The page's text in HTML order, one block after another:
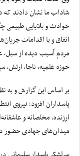
شاداب ما نشان دادند
حوادث و بلایایی طبیعی
اتفاق و با اقدامات
مردم آسیب دیده از سیل،
حوزه علمیه، ناجا،
بر اساس این گزارش و به
پاسداران افزود: نیروی
ارزنده، مخلصانه و
میدان‌های جهادی حضور